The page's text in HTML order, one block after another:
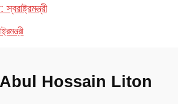
Hossain Liton